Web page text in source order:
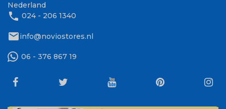
Nederland
phone 024 - 206 1340
mailinfo@noviostores.nl
06 - 376 867 19